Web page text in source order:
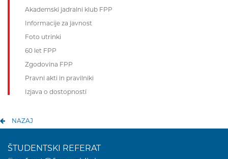
Akademski jadralni klub FPP
Informacije za javnost
Foto utrinki
60 let FPP
Zgodovina FPP
Pravni akti in pravilniki
Izjava o dostopnosti
NAZAJ
ŠTUDENTSKI REFERAT